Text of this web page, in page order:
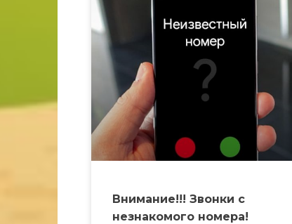
Внимание!!! Звонки с
незнакомого номера!